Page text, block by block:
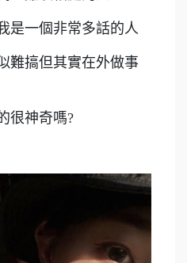
是一個非常多話的人
難搞但其實在外做事
很神奇嗎?